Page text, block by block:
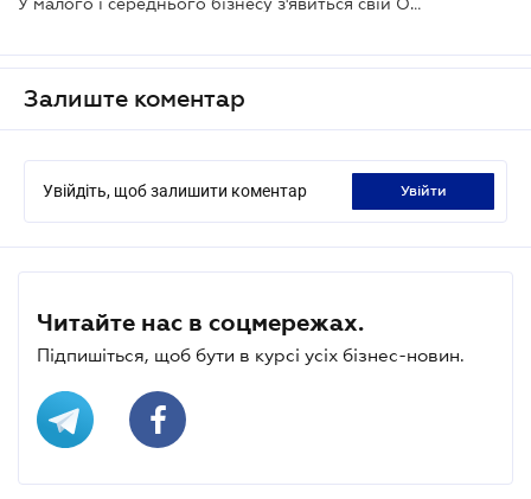
Залиште коментар
Увійдіть, щоб залишити коментар увійти
Читайте нас в соцмережах.
Підпишіться, щоб бути в курсі усіх бізнес-новин.